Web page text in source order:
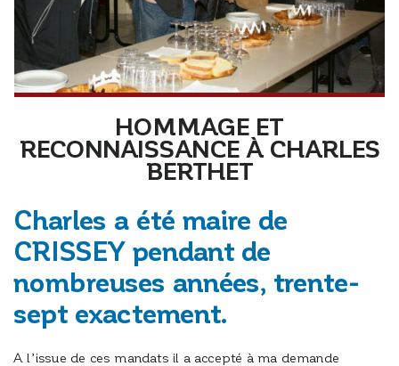
HOMMAGE ET
RECONNAISSANCE À CHARLES
BERTHET
Charles a été maire de
CRISSEY pendant de
nombreuses années, trente-
sept exactement.
A l’issue de ces mandats il a accepté à ma demande